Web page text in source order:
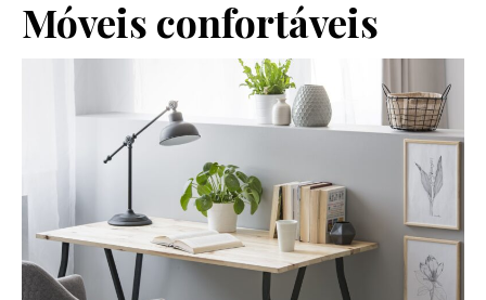
Móveis confortáveis